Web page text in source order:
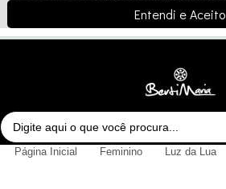
Entendi e Aceito
Menu
Página Inicial Feminino Luz da Lua